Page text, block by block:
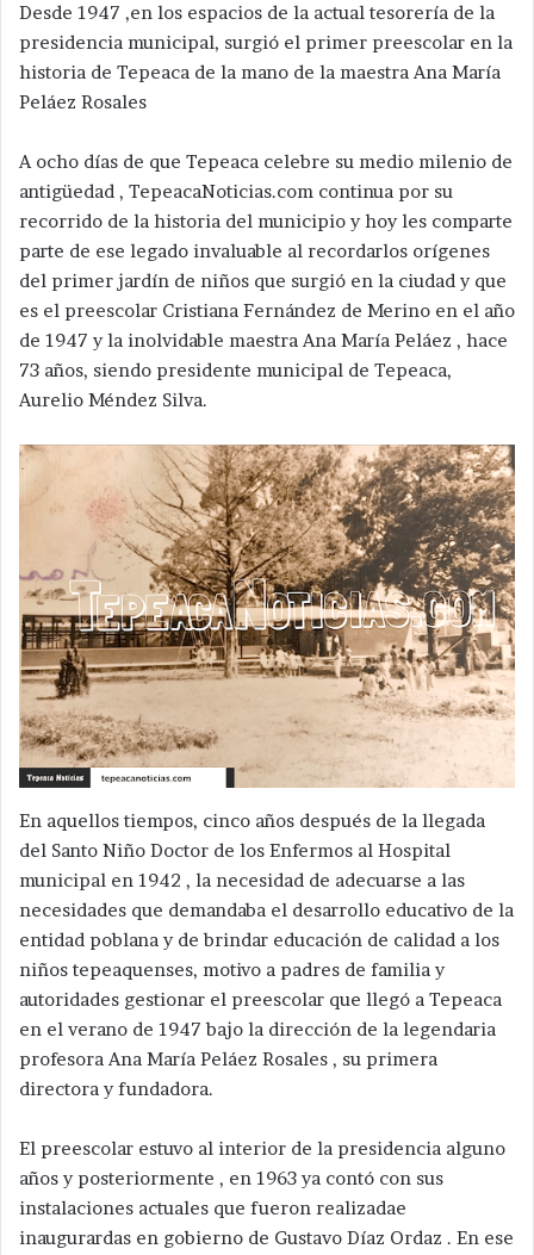
Desde 1947 ,en los espacios de la actual tesorería de la
presidencia municipal, surgió el primer preescolar en la
historia de Tepeaca de la mano de la maestra Ana María
Peláez Rosales
A ocho días de que Tepeaca celebre su medio milenio de
antigüedad , TepeacaNoticias.com continua por su
recorrido de la historia del municipio y hoy les comparte
parte de ese legado invaluable al recordarlos orígenes
del primer jardín de niños que surgió en la ciudad y que
es el preescolar Cristiana Fernández de Merino en el año
de 1947 y la inolvidable maestra Ana María Peláez , hace
73 años, siendo presidente municipal de Tepeaca,
Aurelio Méndez Silva.
En aquellos tiempos, cinco años después de la llegada
del Santo Niño Doctor de los Enfermos al Hospital
municipal en 1942 , la necesidad de adecuarse a las
necesidades que demandaba el desarrollo educativo de la
entidad poblana y de brindar educación de calidad a los
niños tepeaquenses, motivo a padres de familia y
autoridades gestionar el preescolar que llegó a Tepeaca
en el verano de 1947 bajo la dirección de la legendaria
profesora Ana María Peláez Rosales , su primera
directora y fundadora.
El preescolar estuvo al interior de la presidencia alguno
años y posteriormente , en 1963 ya contó con sus
instalaciones actuales que fueron realizadae
inaugurardas en gobierno de Gustavo Díaz Ordaz . En ese